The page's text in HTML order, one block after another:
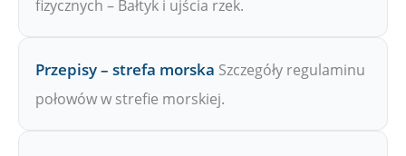
fizycznych – Bałtyk i ujścia rzek.
Przepisy – strefa morska Szczegóły regulaminu
połowów w strefie morskiej.